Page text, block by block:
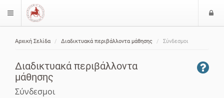
$langMenu
Αρχική Σελίδα Διαδικτυακά περιβάλλοντα μάθησης Σύνδεσμοι
Διαδικτυακά περιβάλλοντα
μάθησης
Σύνδεσμοι